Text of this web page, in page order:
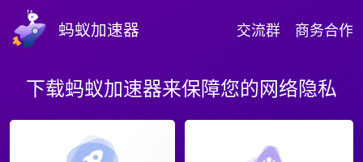
蚂蚁加速器 交流群 商务合作
下载蚂蚁加速器来保障您的网络隐私